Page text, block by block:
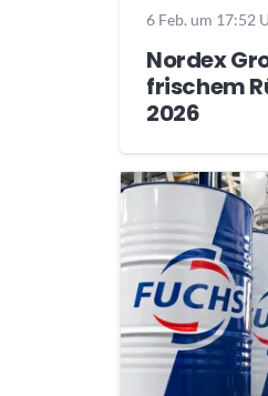
6 Feb. um 17:52
Nordex
frischem
2026